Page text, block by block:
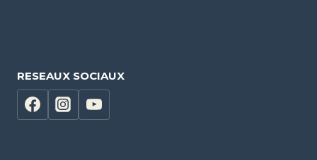
RESEAUX SOCIAUX